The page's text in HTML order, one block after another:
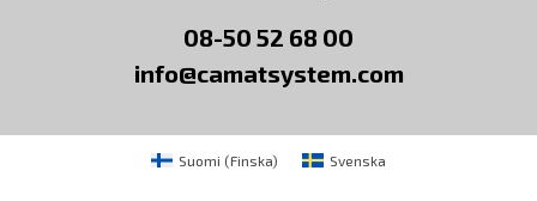
08-50 52 68 00
info@camatsystem.com
Suomi (Finska) Svenska